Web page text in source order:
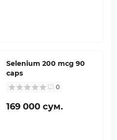
Selenium 200 mcg 90
caps
0
169 000 сум.